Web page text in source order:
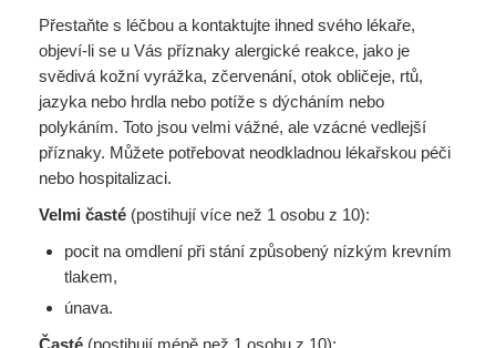
Přestaňte s léčbou a kontaktujte ihned svého lékaře,
objeví-li se u Vás příznaky alergické reakce, jako je
svědivá kožní vyrážka, zčervenání, otok obličeje, rtů,
jazyka nebo hrdla nebo potíže s dýcháním nebo
polykáním. Toto jsou velmi vážné, ale vzácné vedlejší
příznaky. Můžete potřebovat neodkladnou lékařskou péči
nebo hospitalizaci.
Velmi časté (postihují více než 1 osobu z 10):
pocit na omdlení při stání způsobený nízkým krevním
tlakem,
únava.
Časté (postihují méně než 1 osobu z 10):